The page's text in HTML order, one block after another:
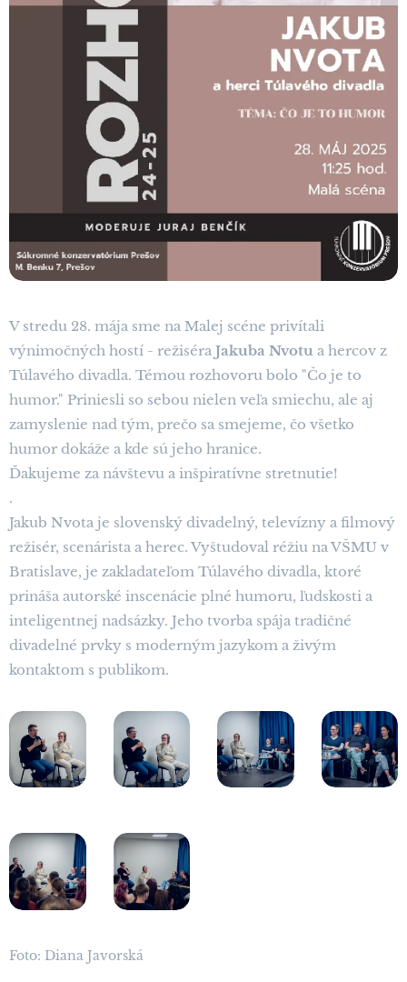
V stredu 28. mája sme na Malej scéne privítali
výnimočných hostí - režiséra Jakuba Nvotu a hercov z
Túlavého divadla. Témou rozhovoru bolo "Čo je to
humor." Priniesli so sebou nielen veľa smiechu, ale aj
zamyslenie nad tým, prečo sa smejeme, čo všetko
humor dokáže a kde sú jeho hranice.
Ďakujeme za návštevu a inšpiratívne stretnutie!
.
Jakub Nvota je slovenský divadelný, televízny a filmový
režisér, scenárista a herec. Vyštudoval réžiu na VŠMU v
Bratislave, je zakladateľom Túlavého divadla, ktoré
prináša autorské inscenácie plné humoru, ľudskosti a
inteligentnej nadsázky. Jeho tvorba spája tradičné
divadelné prvky s moderným jazykom a živým
kontaktom s publikom.
Foto: Diana Javorská